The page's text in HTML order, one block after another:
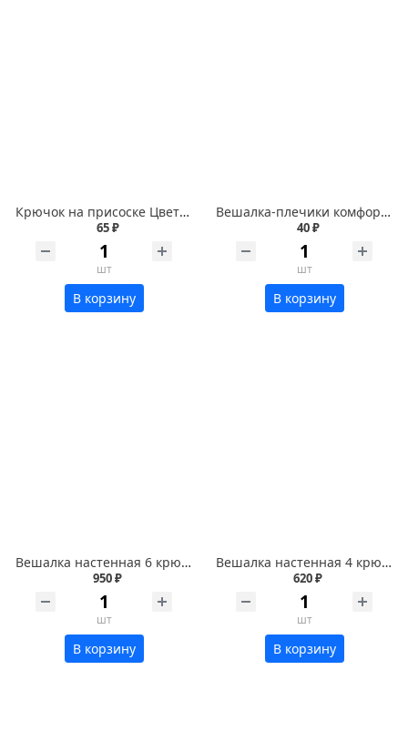
Крючок на присоске Цветок 7556
65 ₽
шт
В корзину
Вешалка-плечики комфорт М1310
40 ₽
шт
В корзину
Вешалка настенная 6 крючка с полкой хром 104847
950 ₽
шт
В корзину
Вешалка настенная 4 крючка с полкой хром 104846
620 ₽
шт
В корзину